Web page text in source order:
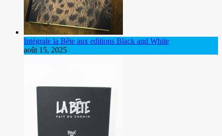
Intégrale la Bête aux editions Black and White
août 15, 2025